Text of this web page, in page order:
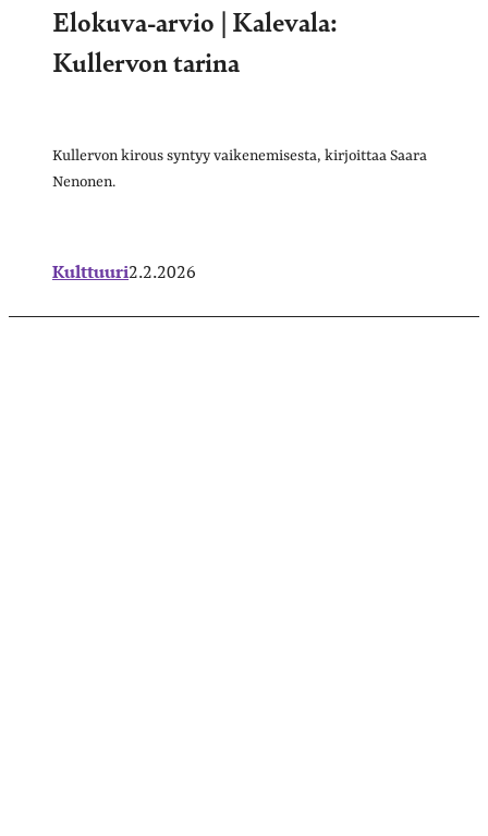
Elokuva-arvio | Kalevala:
Kullervon tarina
Kullervon kirous syntyy vaikenemisesta, kirjoittaa Saara
Nenonen.
Kulttuuri2.2.2026